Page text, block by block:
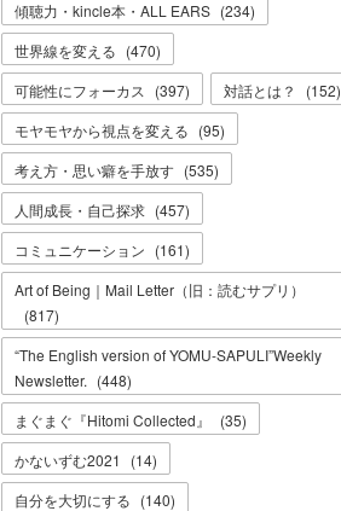
傾聴力・kincle本・ALL EARS (234)
世界線を変える (470)
可能性にフォーカス
(397) 対話とは？ (152)
モヤモヤから視点を変える (95)
考え方・思い癖を手放す (535)
人間成長・自己探求 (457)
コミュニケーション (161)
Art of Being｜Mail Letter（旧：読むサプリ）
(817)
“The English version of YOMU-SAPULI”Weekly
Newsletter. (448)
まぐまぐ『Hitomi Collected』
(35)
かないずむ2021
(14)
自分を大切にする (140)